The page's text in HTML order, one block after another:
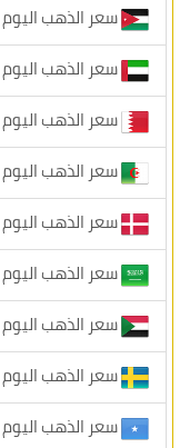
سعر الذهب
سعر الذهب
سعر الذهب
سعر الذهب اليوم
سعر الذهب
سعر الذهب
سعر الذهب
سعر الذهب
سعر الذهب